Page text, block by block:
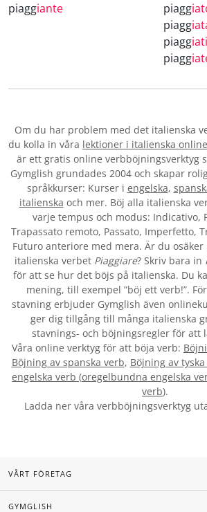
piaggiante piagg
piagg
piaggiati
piagg
Om du har problem med det italienska
du kolla in våra lektioner i italienska online
är ett gratis online verbböjningsverktyg
Gymglish grundades 2004 och skapar
språkkurser: Kurser i engelska,
italienska och mer. Böj alla italienska
varje tempus och modus: Indicativo,
Trapassato remoto, Passato, Imperfetto,
Futuro anteriore med mera. Är du
italienska verbet Piaggiare? Skriv bara in
för att se hur det böjs på italienska. Du
mening, till exempel ”böj ett verb!”.
stavning erbjuder Gymglish även
ger dig tillgång till många italienska
stavnings- och böjningsregler för att
Våra online verktyg för att böja verb:
Böjning av spanska verb, Böjning av
engelska verb (oregelbundna engelska
verb).
Ladda ner våra verbböjningsverktyg
VÅRT FÖRETAG
GYMGLISH